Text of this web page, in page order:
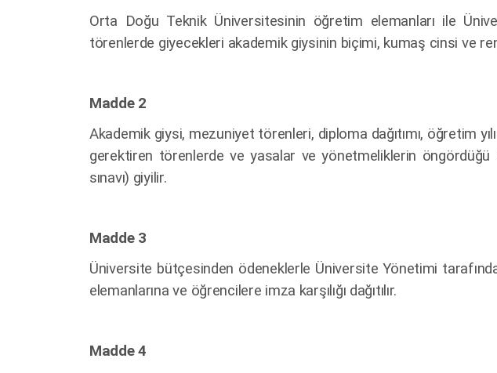
Orta Doğu Teknik Üniversitesinin öğretim elemanları ile
törenlerde giyecekleri akademik giysinin biçimi, kumaş cinsi ve
Madde 2
Akademik giysi, mezuniyet törenleri, diploma dağıtımı, öğretim
gerektiren törenlerde ve yasalar ve yönetmeliklerin öngördüğü
sınavı) giyilir.
Madde 3
Üniversite bütçesinden ödeneklerle Üniversite Yönetimi
elemanlarına ve öğrencilere imza karşılığı dağıtılır.
Madde 4